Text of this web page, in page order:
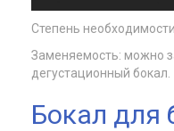
Степень
Заменяемость: можно
дегустационный бокал.
Бокал для